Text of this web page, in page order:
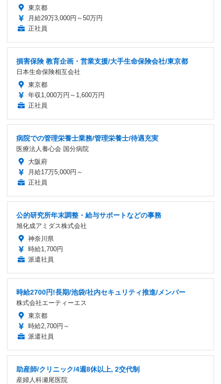
東京都
月給29万3,000円～50万円
正社員
損害保険 教育企画・営業支援/大手生命保険会社/東京都
日本生命保険相互会社
東京都
年収1,000万円～1,600万円
正社員
病院での管理栄養士業務/管理栄養士/待遇充実
医療法人養心会 国分病院
大阪府
月給17万5,000円～
正社員
公的研究所年末調整・給与サポートなどの事務
旭化成アミダス株式会社
神奈川県
時給1,700円
派遣社員
時給2700円!長期/池袋/社内セキュリティ推進/メンバー
株式会社エーティーエス
東京都
時給2,700円～
派遣社員
助産師/クリニック/4週8休以上, 2交代制
産婦人科瀬尾医院